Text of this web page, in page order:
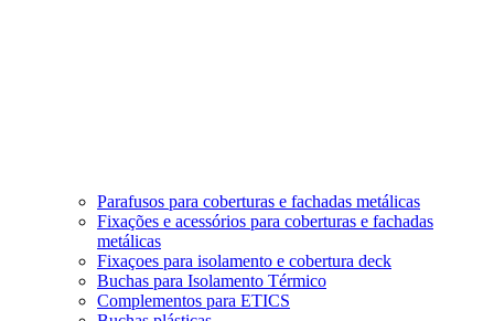
Parafusos para coberturas e fachadas metálicas
Fixações e acessórios para coberturas e fachadas
metálicas
Fixaçoes para isolamento e cobertura deck
Buchas para Isolamento Térmico
Complementos para ETICS